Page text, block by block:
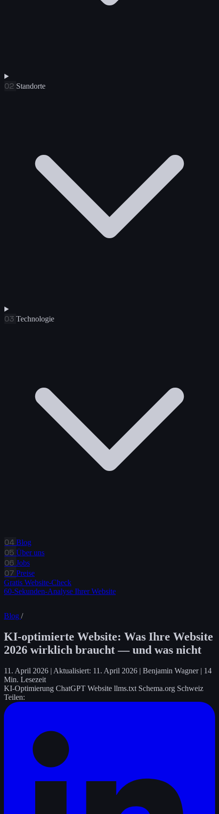
02 Standorte
03 Technologie
04 Blog
05 Über uns
06 Jobs
07 Preise
Gratis Website-Check
60-Sekunden-Analyse Ihrer Website
Blog /
KI-optimierte Website: Was Ihre Website
2026 wirklich braucht — und was nicht
11. April 2026 | Aktualisiert: 11. April 2026 | Benjamin Wagner | 14
Min. Lesezeit
KI-Optimierung ChatGPT Website llms.txt Schema.org Schweiz
Teilen: